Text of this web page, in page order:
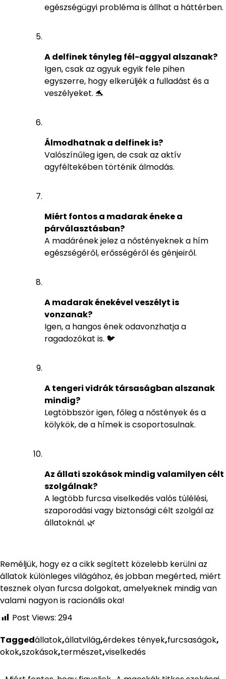
egészségügyi probléma is állhat a háttérben.
A delfinek tényleg fél-aggyal alszanak?
Igen, csak az agyuk egyik fele pihen
egyszerre, hogy elkerüljék a fulladást és a
veszélyeket. 🐬
Álmodhatnak a delfinek is?
Valószínűleg igen, de csak az aktív
agyféltekében történik álmodás.
Miért fontos a madarak éneke a
párválasztásban?
A madárének jelez a nőstényeknek a hím
egészségéről, erősségéről és génjeiről.
A madarak énekével veszélyt is
vonzanak?
Igen, a hangos ének odavonzhatja a
ragadozókat is. 🐦
A tengeri vidrák társaságban alszanak
mindig?
Legtöbbször igen, főleg a nőstények és a
kölykök, de a hímek is csoportosulnak.
Az állati szokások mindig valamilyen célt
szolgálnak?
A legtöbb furcsa viselkedés valós túlélési,
szaporodási vagy biztonsági célt szolgál az
állatoknál. 🌿
Reméljük, hogy ez a cikk segített közelebb kerülni az
állatok különleges világához, és jobban megérted, miért
tesznek olyan furcsa dolgokat, amelyeknek mindig van
valami nagyon is racionális oka!
Post Views: 294
Taggedállatok,állatvilág,érdekes tények,furcsaságok,
okok,szokások,természet,viselkedés